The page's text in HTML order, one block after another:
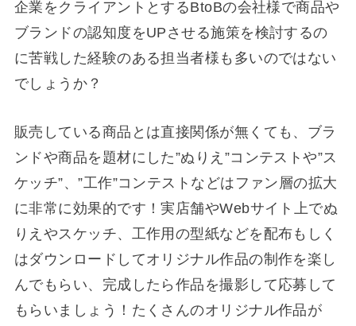
企業をクライアントとするBtoBの会社様で商品や
ブランドの認知度をUPさせる施策を検討するの
に苦戦した経験のある担当者様も多いのではない
でしょうか？
販売している商品とは直接関係が無くても、ブラ
ンドや商品を題材にした”ぬりえ”コンテストや”ス
ケッチ”、”工作”コンテストなどはファン層の拡大
に非常に効果的です！実店舗やWebサイト上でぬ
りえやスケッチ、工作用の型紙などを配布もしく
はダウンロードしてオリジナル作品の制作を楽し
んでもらい、完成したら作品を撮影して応募して
もらいましょう！たくさんのオリジナル作品が